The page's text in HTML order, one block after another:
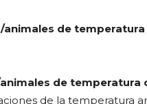
de
de temperatura
de la temperatura